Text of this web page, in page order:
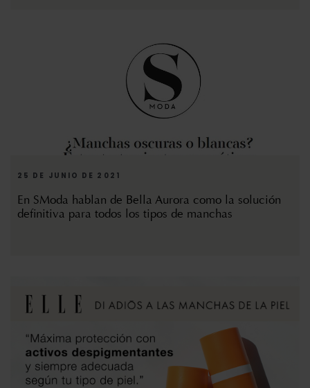
25 DE JUNIO DE 2021
En SModa hablan de Bella Aurora como la solución
definitiva para todos los tipos de manchas